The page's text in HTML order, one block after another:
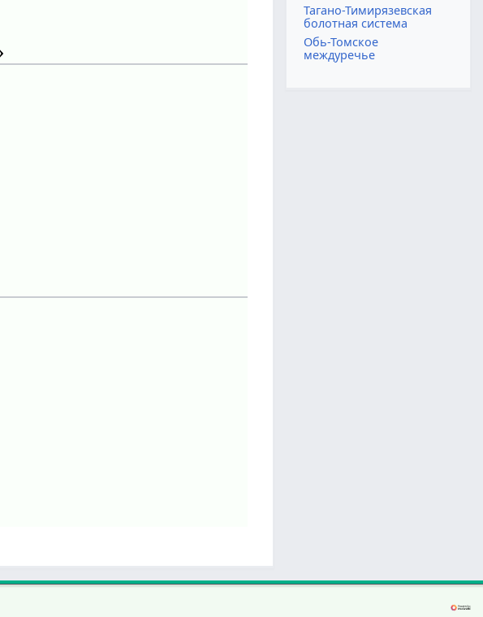
Тагано-Тимирязевская
болотная система
Обь-Томское
междуречье